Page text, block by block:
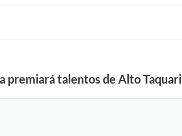
premiará talentos de Alto Taquari